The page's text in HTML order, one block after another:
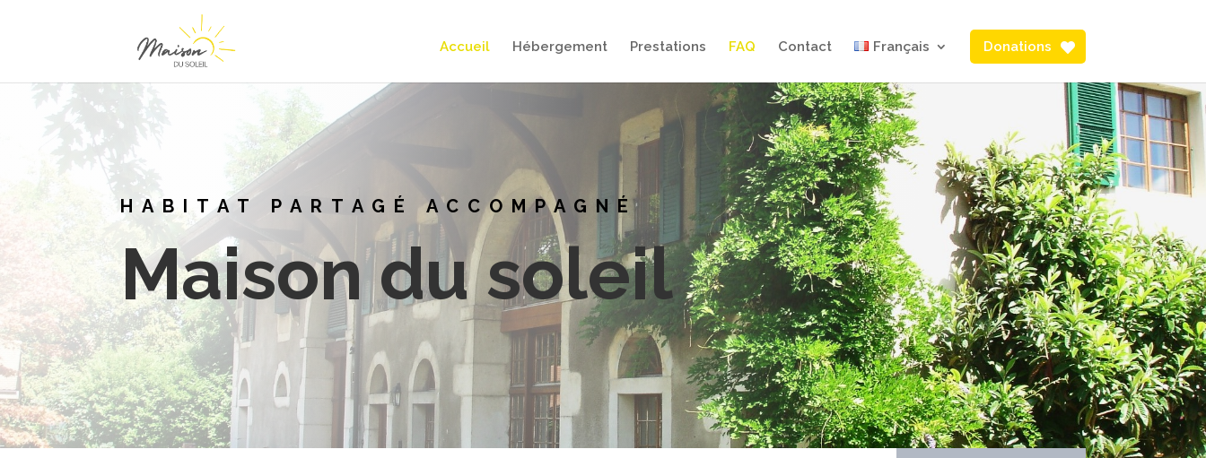
Accueil Hébergement Prestations FAQ Contact Français Donations
HABITAT PARTAGÉ ACCOMPAGNÉ
Maison du soleil